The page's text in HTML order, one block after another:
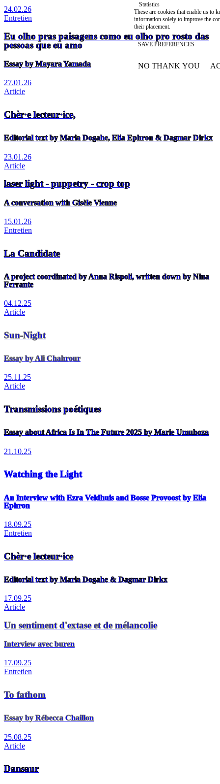
24.02.26
Entretien
Eu olho pras paisagens como eu olho pro rosto das
pessoas que eu amo
Essay by Mayara Yamada
27.01.26
Article
Chèr·e lecteur·ice,
Editorial text by Maria Dogahe, Elia Ephron & Dagmar Dirkx
23.01.26
Article
laser light - puppetry - crop top
A conversation with Gisèle Vienne
15.01.26
Entretien
La Candidate
A project coordinated by Anna Rispoli, written down by Nina
Ferrante
04.12.25
Article
Sun-Night
Essay by Ali Chahrour
25.11.25
Article
Transmissions poétiques
Essay about Africa Is In The Future 2025 by Marie Umuhoza
21.10.25
Watching the Light
An Interview with Ezra Veldhuis and Bosse Provoost by Elia
Ephron
18.09.25
Entretien
Chèr·e lecteur·ice
Editorial text by Maria Dogahe & Dagmar Dirkx
17.09.25
Article
Un sentiment d'extase et de mélancolie
Interview avec buren
17.09.25
Entretien
To fathom
Essay by Rébecca Chaillon
25.08.25
Article
Dansaur
Statistics
These are cookies that enable us to
information solely to improve the
their placement.
SAVE PREFERENCES
NO THANK YOU
WITHDRAW